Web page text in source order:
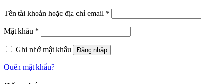
Tên tài khoản hoặc địa chỉ email *
Mật khẩu *
Ghi nhớ mật khẩu Đăng nhập
Quên mật khẩu?